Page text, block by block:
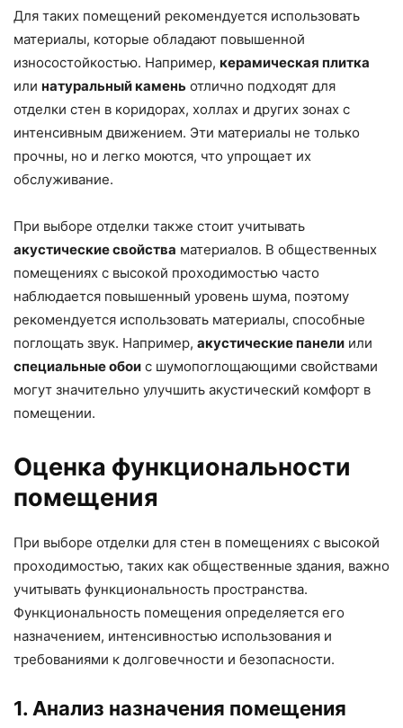
Для таких помещений рекомендуется использовать
материалы, которые обладают повышенной
износостойкостью. Например, керамическая плитка
или натуральный камень отлично подходят для
отделки стен в коридорах, холлах и других зонах с
интенсивным движением. Эти материалы не только
прочны, но и легко моются, что упрощает их
обслуживание.
При выборе отделки также стоит учитывать
акустические свойства материалов. В общественных
помещениях с высокой проходимостью часто
наблюдается повышенный уровень шума, поэтому
рекомендуется использовать материалы, способные
поглощать звук. Например, акустические панели или
специальные обои с шумопоглощающими свойствами
могут значительно улучшить акустический комфорт в
помещении.
Оценка функциональности
помещения
При выборе отделки для стен в помещениях с высокой
проходимостью, таких как общественные здания, важно
учитывать функциональность пространства.
Функциональность помещения определяется его
назначением, интенсивностью использования и
требованиями к долговечности и безопасности.
1. Анализ назначения помещения